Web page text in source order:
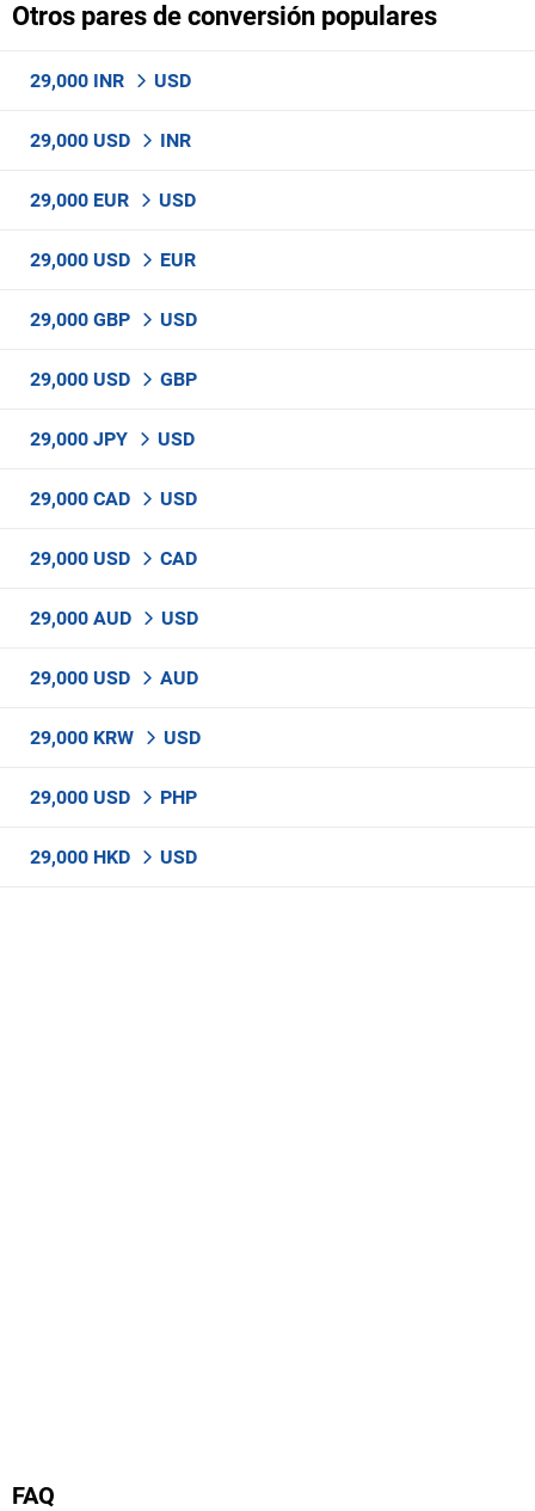
Otros pares de conversión populares
29,000 INR USD
29,000 USD INR
29,000 EUR USD
29,000 USD EUR
29,000 GBP USD
29,000 USD GBP
29,000 JPY USD
29,000 CAD USD
29,000 USD CAD
29,000 AUD USD
29,000 USD AUD
29,000 KRW USD
29,000 USD PHP
29,000 HKD USD
FAQ